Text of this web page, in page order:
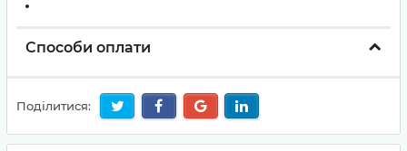
Способи оплати
Поділитися: